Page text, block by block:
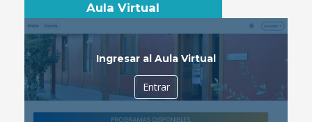
Aula Virtual
Ingresar al Aula Virtual
Entrar